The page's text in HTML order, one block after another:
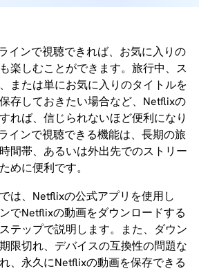
インで視聴できれば、お気に入りの
楽しむことができます。旅行中、ス
または単にお気に入りのタイトルを
存しておきたい場合など、Netflixの
れば、信じられないほど便利になり
インで視聴できる機能は、長期の旅
間帯、あるいは外出先でのストリー
めに便利です。
は、Netflixの公式アプリを使用し
でNetflixの動画をダウンロードする
テップで説明します。また、ダウン
限切れ、デバイスの互換性の問題な
、永久にNetflixの動画を保存できる